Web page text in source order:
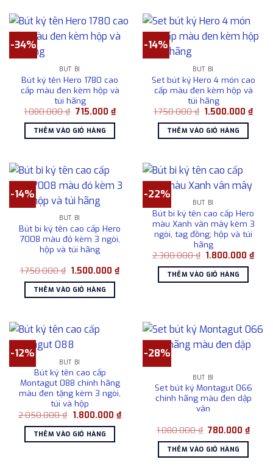
-34%
BÚT BI
Bút ký tên Hero 1780 cao
cấp màu đen kèm hộp và
túi hãng
1.080.000₫ Giá
là:
1.080.000 ₫.
715.000 ₫Giá
hiện
715.000 ₫.
THÊM VÀO GIỎ HÀNG
-14%
BÚT BI
Set bút ký Hero 4 món cao
cấp màu đen kèm hộp và
túi hãng
1.750.000₫ Giá
là:
1.750.000 ₫.
1.500.000₫Giá
hiện
THÊM VÀO GIỎ HÀNG
-14%
BÚT BI
Bút bi ký tên cao cấp Hero
7008 màu đỏ kèm 3 ngòi,
hộp và túi hãng
1.750.000₫ Giá
là:
1.750.000 ₫.
1.500.000₫Giá
THÊM VÀO GIỎ HÀNG
-22%
BÚT BI
Bút bi ký tên cao cấp Hero
màu Xanh vân mây kèm 3
ngòi, tag đồng; hộp và túi
hãng
2.300.000₫ Giá
là:
2.300.000 ₫.
1.800.000₫Giá
THÊM VÀO GIỎ HÀNG
-12%
BÚT BI
Bút ký tên cao cấp
Montagut 088 chính hãng
màu đen tặng kèm 3 ngòi,
túi và hộp
2.050.000₫ Giá
là:
2.050.000 ₫.
1.800.000 ₫Giá
hiện
1.800.000 ₫.
THÊM VÀO GIỎ HÀNG
-28%
BÚT BI
Set bút ký Montagut 066
chính hãng màu đen dập
vân
1.080.000₫ Giá
là:
1.080.000 ₫.
780.000₫Giá
hiện
THÊM VÀO GIỎ HÀNG